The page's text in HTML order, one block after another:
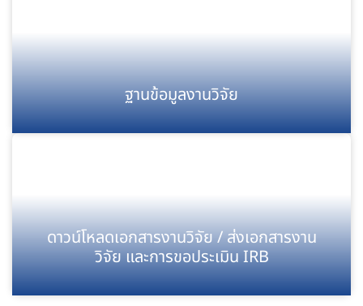
ฐานข้อมูลงานวิจัย
ดาวน์โหลดเอกสารงานวิจัย / ส่งเอกสารงาน
วิจัย และการขอประเมิน IRB